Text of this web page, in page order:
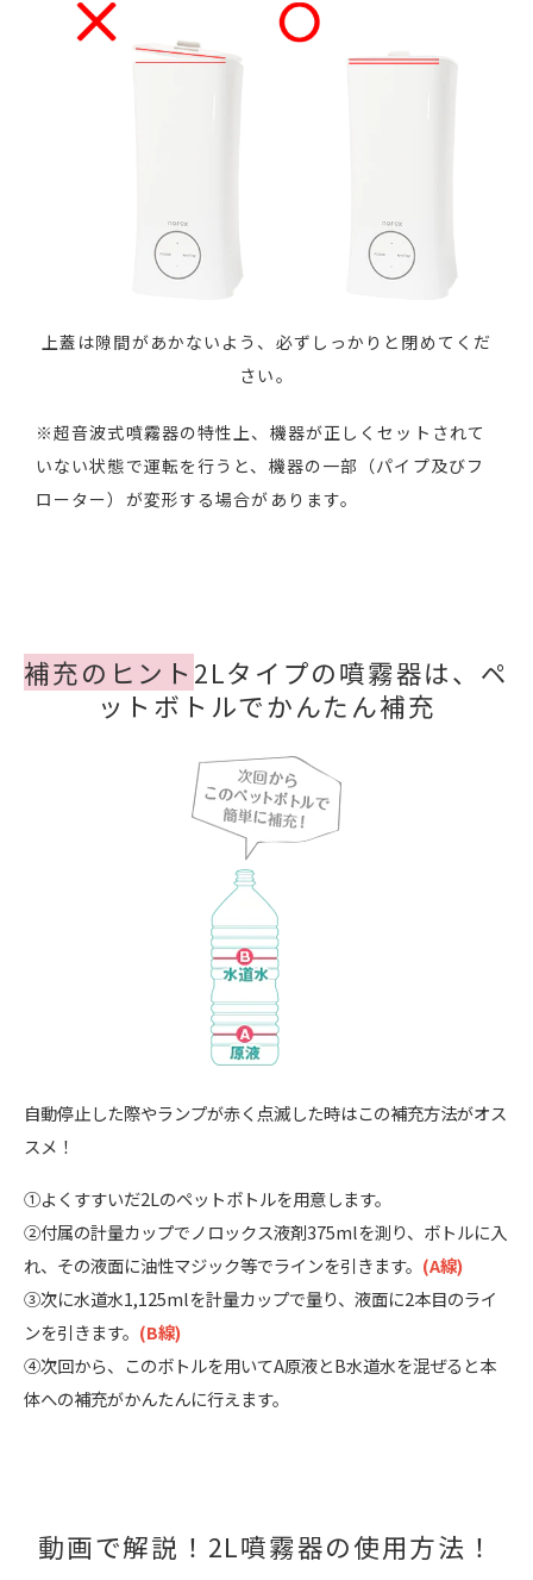
上蓋は隙間があかないよう、必ずしっかりと閉めてくだ
さい。
※超音波式噴霧器の特性上、機器が正しくセットされて
いない状態で運転を行うと、機器の一部（パイプ及びフ
ローター）が変形する場合があります。
補充のヒント 2Lタイプの噴霧器は、ペ
ットボトルでかんたん補充
自動停止した際やランプが赤く点滅した時はこの補充方法がオス
スメ！
①よくすすいだ2Lのペットボトルを用意します。
②付属の計量カップでノロックス液剤375mlを測り、ボトルに入
れ、その液面に油性マジック等でラインを引きます。 (A線)
③次に水道水1,125mlを計量カップで量り、液面に2本目のライ
ンを引きます。 (B線)
④次回から、このボトルを用いてA原液とB水道水を混ぜると本
体への補充がかんたんに行えます。
動画で解説！2L噴霧器の使用方法！